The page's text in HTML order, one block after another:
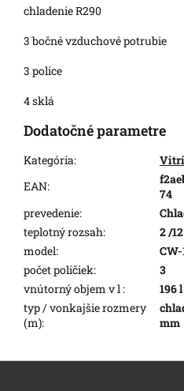
chladenie R290
3 bočné vzduchové potrubie
3 police
4 sklá
Dodatočné parametre
Kategória:
EAN:
74
prevedenie:
teplotný rozsah:
2 /12
model:
počet poličiek:
3
vnútorný objem v l :
196 l
typ / vonkajšie rozmery
(m):
mm